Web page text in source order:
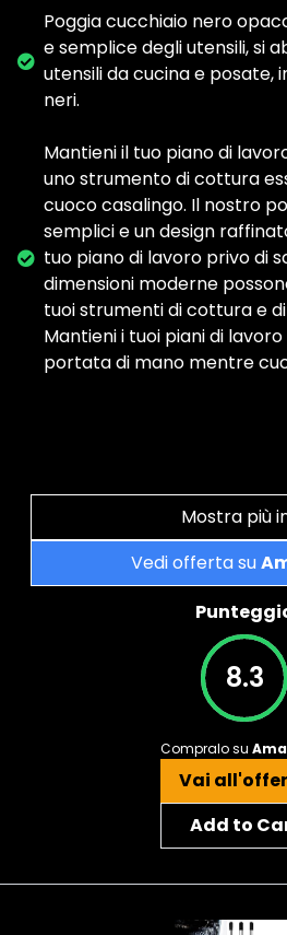
Poggia cucchiaio nero
e semplice degli utensili, si
utensili da cucina e posate,
neri.
Mantieni il tuo piano di
uno strumento di cottura
cuoco casalingo. Il nostro
semplici e un design
tuo piano di lavoro privo di
dimensioni moderne
tuoi strumenti di cottura e
Mantieni i tuoi piani di
portata di mano mentre
Mostra più
Vedi offerta su
8.3
Compralo su
Vai
Add to